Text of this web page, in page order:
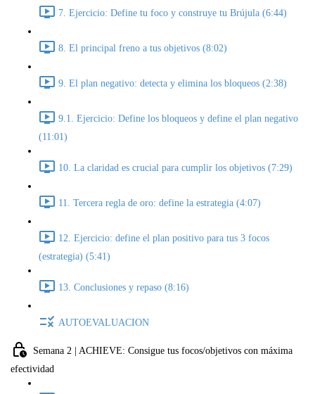
7. Ejercicio: Define tu foco y construye tu Brújula (6:44)
8. El principal freno a tus objetivos (8:02)
9. El plan negativo: detecta y elimina los bloqueos (2:38)
9.1. Ejercicio: Define los bloqueos y define el plan negativo
(11:01)
10. La claridad es crucial para cumplir los objetivos (7:29)
11. Tercera regla de oro: define la estrategia (4:07)
12. Ejercicio: define el plan positivo para tus 3 focos
(estrategia) (5:41)
13. Conclusiones y repaso (8:16)
AUTOEVALUACION
Semana 2 | ACHIEVE: Consigue tus focos/objetivos con máxima
efectividad